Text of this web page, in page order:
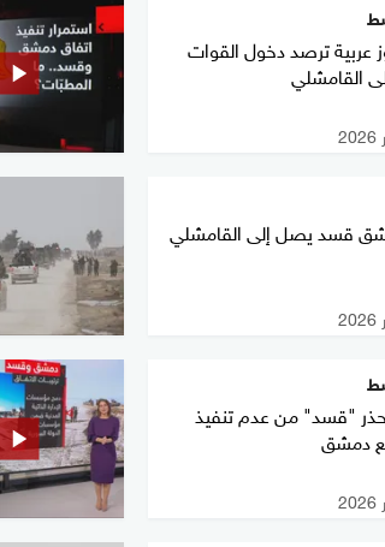
عربية ترصد دخول القوات
القامشلي
قسد يصل إلى القامشلي
"قسد" من عدم تنفيذ
دمشق